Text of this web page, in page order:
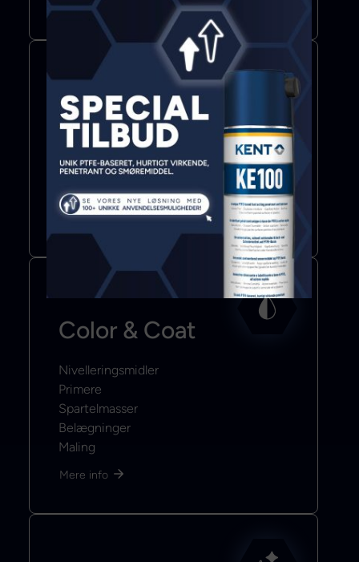
Bond & Seal
Lim
Fugemasse
Klæbebånd
Mere info
Color & Coat
Nivelleringsmidler
Primere
Spartelmasser
Belægninger
Maling
Mere info